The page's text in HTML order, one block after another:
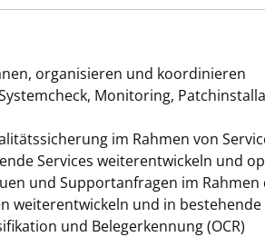
organisieren und koordinieren
Monitoring,
im Rahmen von
Services weiterentwickeln und
und Supportanfragen im
weiterentwickeln und in
und Belegerkennung (OCR)